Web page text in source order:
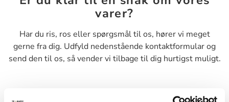
varer?
Har du ris, ros eller spørgsmål til os, hører vi meget
gerne fra dig. Udfyld nedenstående kontaktformular og
send den til os, så vender vi tilbage til dig hurtigst muligt.